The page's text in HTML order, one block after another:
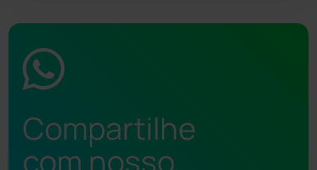
Compartilhe
com nosso